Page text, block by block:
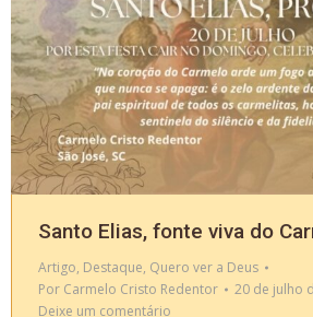
Santo Elias, fonte viva do
Artigo, Destaque, Quero ver a Deus
Por Carmelo Cristo Redentor
20 de julho
Deixe um comentário